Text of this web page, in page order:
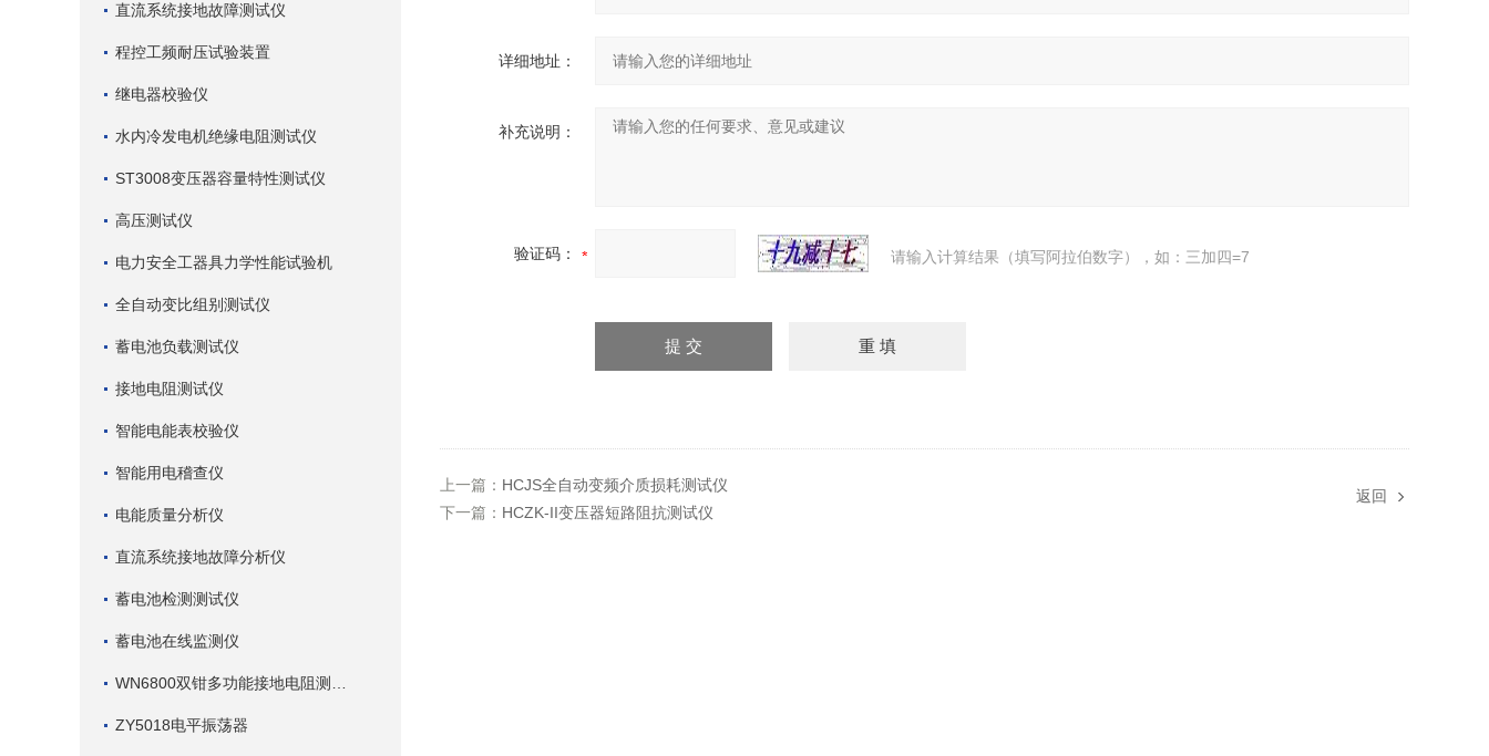
直流系统接地故障测试仪
程控工频耐压试验装置
继电器校验仪
水内冷发电机绝缘电阻测试仪
ST3008变压器容量特性测试仪
高压测试仪
电力安全工器具力学性能试验机
全自动变比组别测试仪
蓄电池负载测试仪
接地电阻测试仪
智能电能表校验仪
智能用电稽查仪
电能质量分析仪
直流系统接地故障分析仪
蓄电池检测测试仪
蓄电池在线监测仪
ZY5018电平振荡器
详细地址：
补充说明：
验证码： 请输入计算结果（填写阿拉伯数字），如：三加四=7
上一篇： HCJS全自动变频介质损耗测试仪
下一篇： HCZK-II变压器短路阻抗测试仪
返回